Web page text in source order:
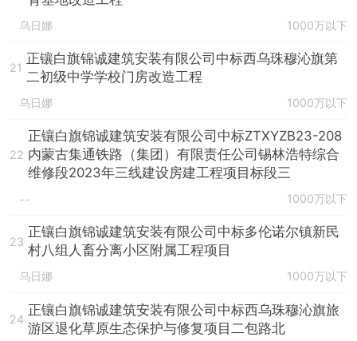
乌日娜 1000万以下
21
正镶白旗锦诚建筑安装有限公司中标西乌珠穆沁旗第
二初级中学学校门房改造工程
乌日娜 1000万以下
22
正镶白旗锦诚建筑安装有限公司中标ZTXYZB23-208
内蒙古集通铁路（集团）有限责任公司锡林浩特综合
维修段2023年三线建设房建工程项目标段三
-- 1000万以下
23
正镶白旗锦诚建筑安装有限公司中标多伦诺尔镇新民
村八组人畜分离小区附属工程项目
乌日娜 1000万以下
24
正镶白旗锦诚建筑安装有限公司中标西乌珠穆沁旗旅
游区退化草原生态保护与修复项目二包路北